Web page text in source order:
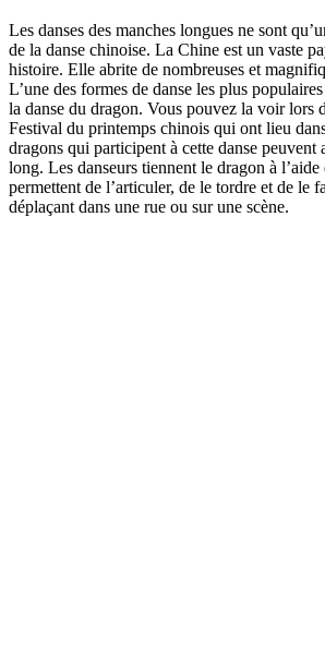
Les danses des manches longues ne sont
de la danse chinoise. La Chine est un vaste
histoire. Elle abrite de nombreuses et
L’une des formes de danse les plus
la danse du dragon. Vous pouvez la voir lors
Festival du printemps chinois qui ont lieu
dragons qui participent à cette danse peuvent
long. Les danseurs tiennent le dragon à
permettent de l’articuler, de le tordre et de le
déplaçant dans une rue ou sur une scène.